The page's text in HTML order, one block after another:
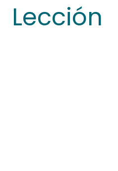
Lección